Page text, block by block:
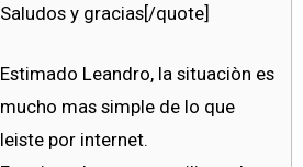
Saludos y gracias[/quote]
Estimado Leandro, la situaciòn es
mucho mas simple de lo que
leiste por internet.